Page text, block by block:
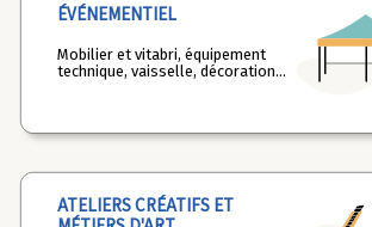
ÉVÉNEMENTIEL
Mobilier et vitabri, équipement
technique, vaisselle, décoration...
ATELIERS CRÉATIFS ET